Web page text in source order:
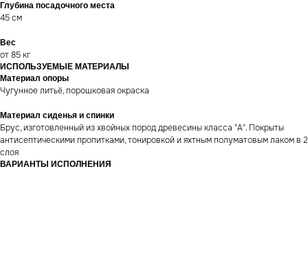
Глубина посадочного места
45 см
Вес
от 85 кг
ИСПОЛЬЗУЕМЫЕ МАТЕРИАЛЫ
Материал опоры
Чугунное литьё, порошковая окраска
Материал сиденья и спинки
Брус, изготовленный из хвойных пород древесины класса "А". Покрыты
антисептическими пропитками, тонировкой и яхтным полуматовым лаком в 2
слоя
ВАРИАНТЫ ИСПОЛНЕНИЯ